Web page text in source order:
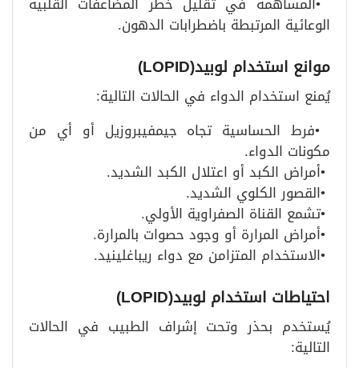
الوعائية المرتبطة باضطرابات الدهون.
موانع استخدام لوبيد(LOPID)
يُمنع استخدام الدواء في الحالات التالية:
•فرط الحساسية تجاه جيمفيبروزيل أو أي من
مكونات الدواء.
•أمراض الكبد أو اعتلال الكبد الشديد.
•القصور الكلوي الشديد.
•تشمع القناة الصفراوية الأولي.
•أمراض المرارة أو وجود حصوات بالمرارة.
•الاستخدام المتزامن مع دواء ريباغلينيد.
احتياطات استخدام لوبيد(LOPID)
يُستخدم بحذر وتحت إشراف الطبيب في الحالات
التالية: